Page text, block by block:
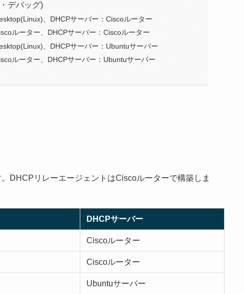
デバッグ)
、DHCPサーバー：Ciscoルーター
ルーター、DHCPサーバー：Ciscoルーター
、DHCPサーバー：Ubuntuサーバー
ルーター、DHCPサーバー：Ubuntuサーバー
DHCPリレーエージェントはCiscoルーターで構築しま
DHCPサーバー
Ciscoルーター
Ciscoルーター
Ubuntuサーバー